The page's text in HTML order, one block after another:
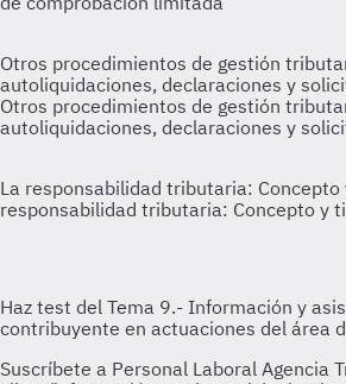
Otros procedimientos de gestión
autoliquidaciones, declaraciones y
Otros procedimientos de gestión
autoliquidaciones, declaraciones y
La responsabilidad tributaria: Concepto
responsabilidad tributaria: Concepto y